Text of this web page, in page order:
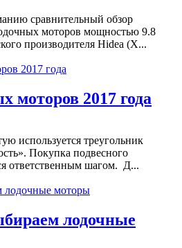
сравнительный обзор
моторов мощностью 9.8
производителя Hidea (Х...
моторов 2017 года
используется треугольник
Покупка подвесного
ответственным шагом. Д...
лодочные